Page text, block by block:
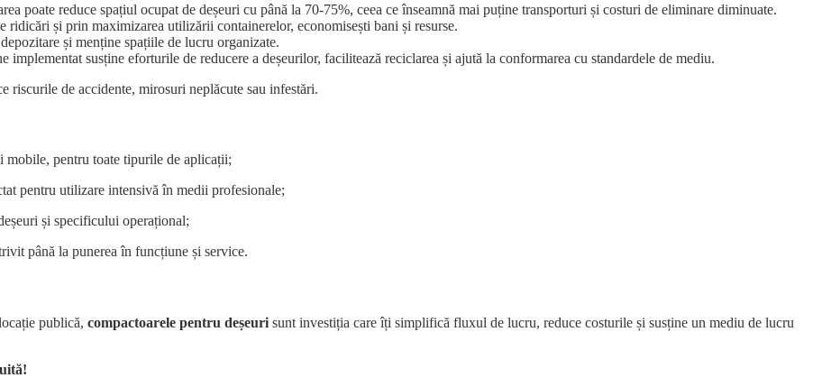
poate reduce spațiul ocupat de deșeuri cu până la 70-75%, ceea ce înseamnă mai puține transporturi și costuri de eliminare diminuate.
și prin maximizarea utilizării containerelor, economisești bani și resurse.
și menține spațiile de lucru organizate.
implementat susține eforturile de reducere a deșeurilor, facilitează reciclarea și ajută la conformarea cu standardele de mediu.
riscurile de accidente, mirosuri neplăcute sau infestări.
pentru toate tipurile de aplicații;
pentru utilizare intensivă în medii profesionale;
și specificului operațional;
până la punerea în funcțiune și service.
publică, compactoarele pentru deșeuri sunt investiția care îți simplifică fluxul de lucru, reduce costurile și susține un mediu de lucru